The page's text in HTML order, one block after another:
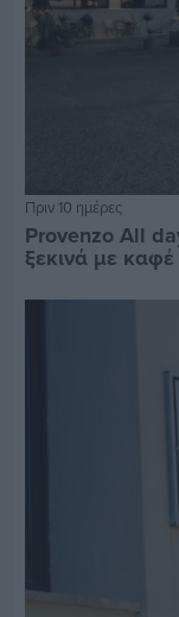
Πριν 10 ημέρες
Provenzo All
ξεκινά με